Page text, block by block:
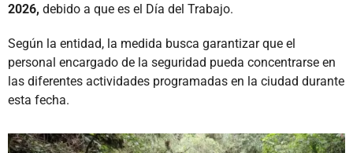
2026, debido a que es el Día del Trabajo.
Según la entidad, la medida busca garantizar que el
personal encargado de la seguridad pueda concentrarse en
las diferentes actividades programadas en la ciudad durante
esta fecha.